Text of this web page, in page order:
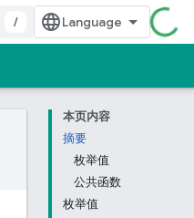
/
本页内容
摘要
枚举值
公共函数
枚举值